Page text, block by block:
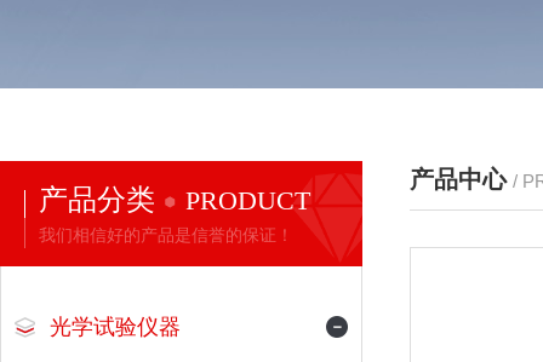
产品分类 PRODUCT
我们相信好的产品是信誉的保证！
光学试验仪器
产品中心 /